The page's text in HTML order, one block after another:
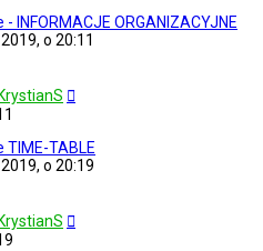
INFORMACJE ORGANIZACYJNE
o 20:11
KrystianS
TABLE
o 20:19
KrystianS